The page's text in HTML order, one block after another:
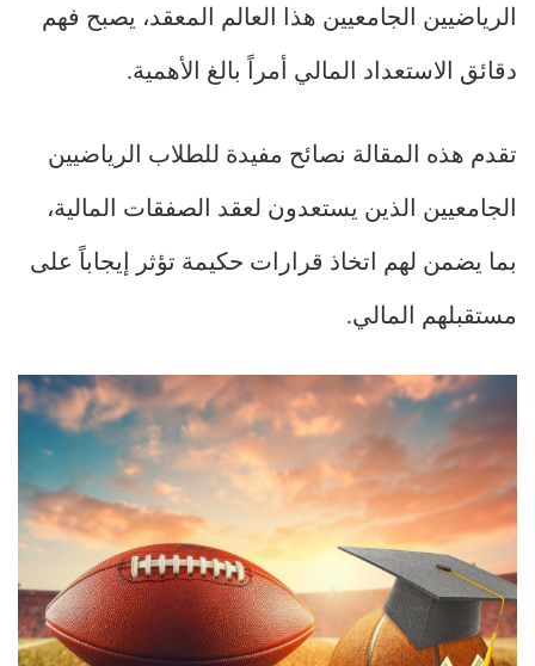
الرياضيين الجامعيين هذا العالم المعقد، يصبح فهم
دقائق الاستعداد المالي أمراً بالغ الأهمية.
تقدم هذه المقالة نصائح مفيدة للطلاب الرياضيين
الجامعيين الذين يستعدون لعقد الصفقات المالية،
بما يضمن لهم اتخاذ قرارات حكيمة تؤثر إيجاباً على
مستقبلهم المالي.